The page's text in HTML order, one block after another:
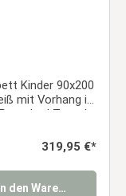
Kinder 90x200
mit Vorhang in
| Turm |
| mit Lattenrost |
Regulärer Preis:
319,95 €*
In den Warenkorb